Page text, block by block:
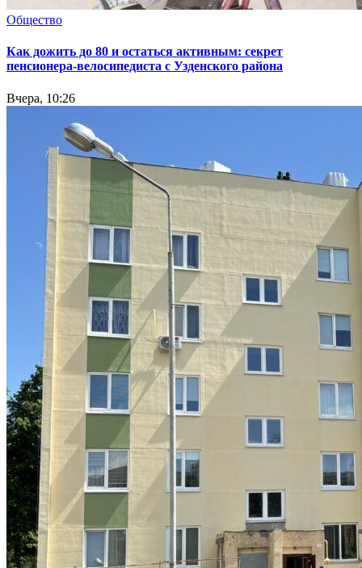
Общество
Как дожить до 80 и остаться активным: секрет
пенсионера-велосипедиста с Узденского района
Вчера, 10:26